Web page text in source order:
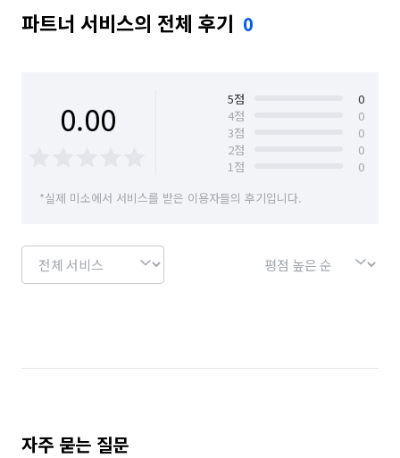
파트너 서비스의 전체 후기 0
0.00 5점
0
4점
0
3점
0
2점
0
1점
0
*실제 미소에서 서비스를 받은 이용자들의 후기입니다.
자주 묻는 질문